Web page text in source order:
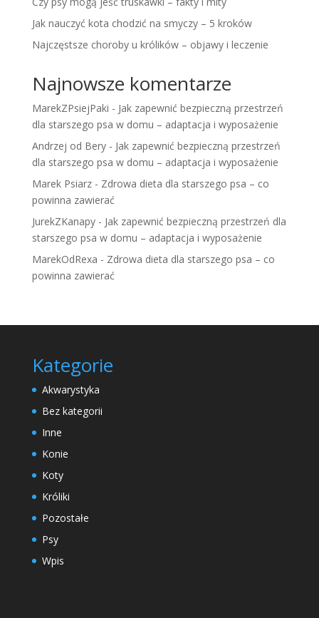
Jak nauczyć kota chodzić na smyczy – 5 kroków
Najczęstsze choroby u królików – objawy i leczenie
Najnowsze komentarze
MarekZPsiejPaki - Jak zapewnić bezpieczną przestrzeń
dla starszego psa w domu – adaptacja i wyposażenie
Andrzej od Bery- Jak zapewnić bezpieczną przestrzeń
dla starszego psa w domu – adaptacja i wyposażenie
Marek Psiarz- Zdrowa dieta dla starszego psa – co
powinna zawierać
JurekZKanapy- Jak zapewnić bezpieczną przestrzeń dla
starszego psa w domu – adaptacja i wyposażenie
MarekOdRexa - Zdrowa dieta dla starszego psa – co
powinna zawierać
Kategorie
Akwarystyka
Bez kategorii
Inne
Konie
Koty
Króliki
Pozostałe
Psy
Wpis